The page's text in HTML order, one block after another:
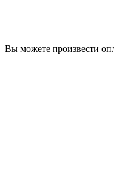
Вы можете произвести